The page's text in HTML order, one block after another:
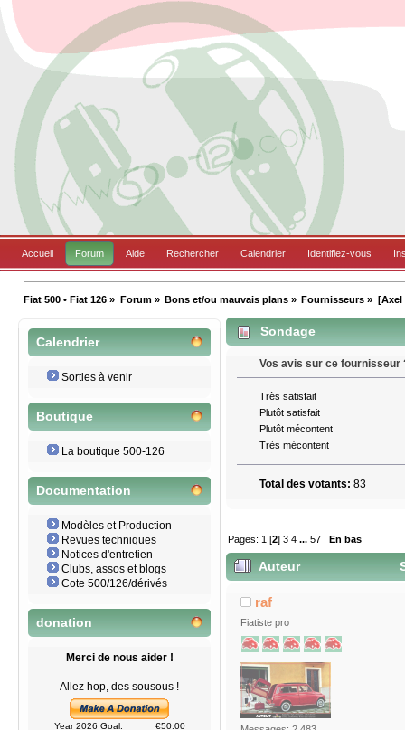
Accueil Forum Aide Rechercher Calendrier Identifiez-vous
Fiat 500 • Fiat 126 » Forum» Bons et/ou mauvais plans» Fournisseurs »
Calendrier
Sorties à venir
Boutique
La boutique 500-126
Documentation
Modèles et Production
Revues techniques
Notices d'entretien
Clubs, assos et blogs
Cote 500/126/dérivés
donation
Merci de nous aider !
Allez hop, des sousous !
Year 2026 Goal:
€50.00
Sondage
Vos avis sur ce fournisseur
Très satisfait
Plutôt satisfait
Plutôt mécontent
Très mécontent
Total des votants: 83
Pages: 1 [2]3 4 ...57 En bas
Auteur
raf
Fiatiste pro